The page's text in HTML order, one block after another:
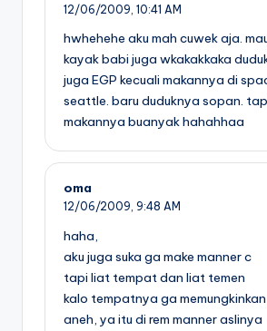
12/06/2009, 10:41 AM
hwhehehe aku mah cuwek aja.
kayak babi juga wkakakkaka
juga EGP kecuali makannya di
seattle. baru duduknya sopan.
makannya buanyak hahahhaa
oma
12/06/2009, 9:48 AM
haha,
aku juga suka ga make manner c
tapi liat tempat dan liat temen
kalo tempatnya ga
aneh, ya itu di rem manner aslinya